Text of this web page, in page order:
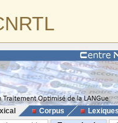
Corpus